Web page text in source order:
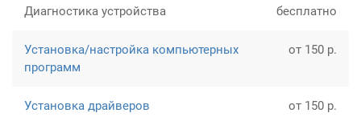
Диагностика устройства бесплатно
Установка/настройка компьютерных
программ
от 150 р.
Установка драйверов от 150 р.